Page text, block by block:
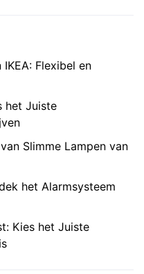
Flexibel en
het Juiste
Slimme Lampen van
het Alarmsysteem
Kies het Juiste